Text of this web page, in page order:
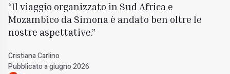
Il viaggio organizzato in Sud Africa e
Mozambico da Simona è andato ben oltre le
nostre aspettative.
Cristiana Carlino
Pubblicato a giugno 2026